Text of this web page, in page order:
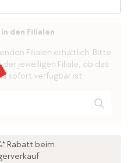
den Filialen
Filialen erhältlich. Bitte
jeweiligen Filiale, ob das
sofort verfügbar ist.
Rabatt beim